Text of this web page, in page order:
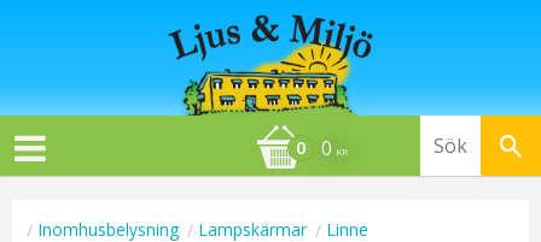
0 KR
Inomhusbelysning Lampskärmar Linne